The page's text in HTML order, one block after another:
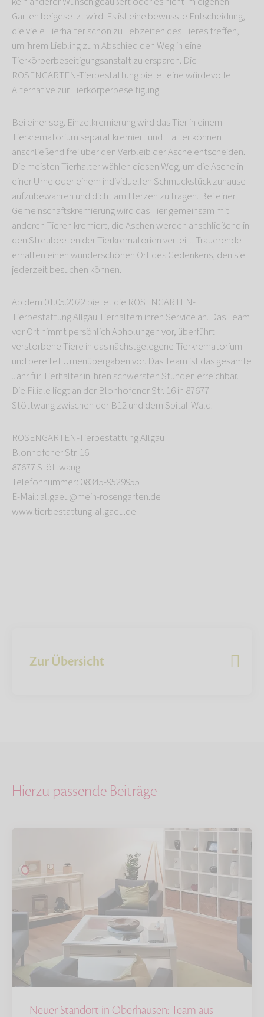
Garten beigesetzt wird. Es ist eine bewusste Entscheidung,
die viele Tierhalter schon zu Lebzeiten des Tieres treffen,
um ihrem Liebling zum Abschied den Weg in eine
Tierkörperbeseitigungsanstalt zu ersparen. Die
ROSENGARTEN-Tierbestattung bietet eine würdevolle
Alternative zur Tierkörperbeseitigung.
Bei einer sog. Einzelkremierung wird das Tier in einem
Tierkrematorium separat kremiert und Halter können
anschließend frei über den Verbleib der Asche entscheiden.
Die meisten Tierhalter wählen diesen Weg, um die Asche in
einer Urne oder einem individuellen Schmuckstück zuhause
aufzubewahren und dicht am Herzen zu tragen. Bei einer
Gemeinschaftskremierung wird das Tier gemeinsam mit
anderen Tieren kremiert, die Aschen werden anschließend in
den Streubeeten der Tierkrematorien verteilt. Trauerende
erhalten einen wunderschönen Ort des Gedenkens, den sie
jederzeit besuchen können.
Ab dem 01.05.2022 bietet die ROSENGARTEN-
Tierbestattung Allgäu Tierhaltern ihren Service an. Das Team
vor Ort nimmt persönlich Abholungen vor, überführt
verstorbene Tiere in das nächstgelegene Tierkrematorium
und bereitet Urnenübergaben vor. Das Team ist das gesamte
Jahr für Tierhalter in ihren schwersten Stunden erreichbar.
Die Filiale liegt an der Blonhofener Str. 16 in 87677
Stöttwang zwischen der B12 und dem Spital-Wald.
ROSENGARTEN-Tierbestattung Allgäu
Blonhofener Str. 16
87677 Stöttwang
Telefonnummer: 08345-9529955
E-Mail: allgaeu@mein-rosengarten.de
www.tierbestattung-allgaeu.de
Zur Übersicht
Hierzu passende Beiträge
Neuer Standort in Oberhausen: Team aus